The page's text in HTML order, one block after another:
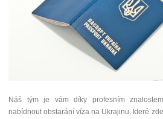
Náš tým je vám díky profesním
nabídnout obstarání víza na Ukrajinu, které